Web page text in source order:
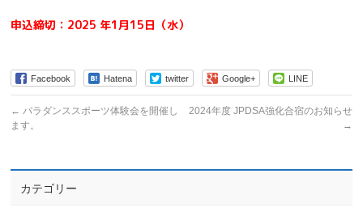
申込締切：2025 年1月15日（水）
Facebook Hatena twitter Google+ LINE
← パラダンススポーツ体験会を開催し
ます。
2024年度 JPDSA強化合宿のお知らせ
→
カテゴリー